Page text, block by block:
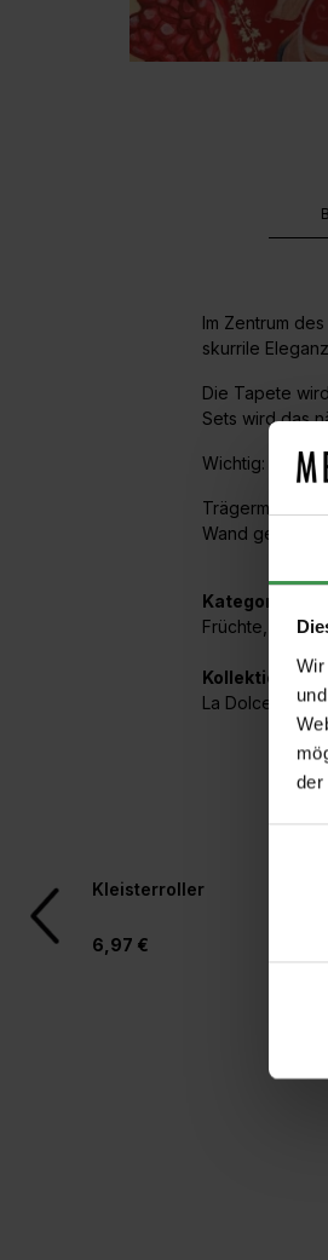
der
Im Zentrum
skurrile
Die Tapete
Sets wird das
Wichtig: Die
Trägermaterial
Wand geklebt.
Kategorien:
Früchte
Kollektionen
La Dolce Vita
Produktgalerie überspringen
Kleisterroller
6,97 €